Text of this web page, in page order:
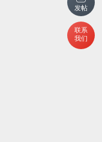
发帖
联系
我们